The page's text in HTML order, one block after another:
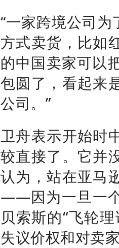
“一家跨境公司
方式卖货，比如
的中国卖家可以
包圆了，看起来
公司。”
卫舟表示开始时
较直接了。它并
认为，站在亚马
——因为一旦一
贝索斯的“飞轮
失议价权和对卖